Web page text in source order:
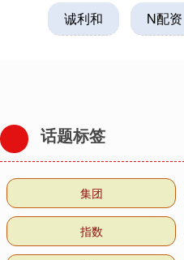
诚利和 N配资
话题标签
集团
指数